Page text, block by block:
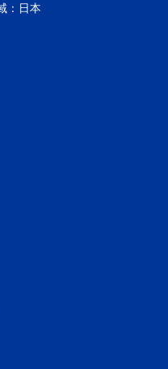
：日本